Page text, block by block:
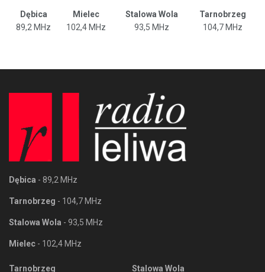
Dębica Mielec Stalowa Wola
Tarnobrzeg
89,2 MHz
102,4 MHz 93,5 MHz 104,7 MHz
Dębica - 89,2 MHz
Tarnobrzeg - 104,7 MHz
Stalowa Wola - 93,5 MHz
Mielec - 102,4 MHz
Tarnobrzeg Stalowa Wola